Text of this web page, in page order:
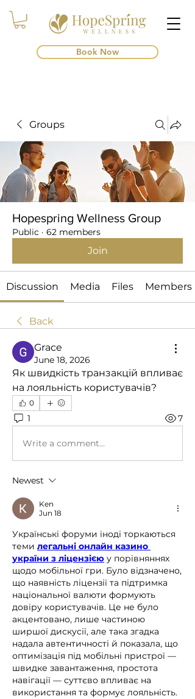
Book Now
Groups
Hopespring Wellness Group
Public · 62 members
Join
Discussion Media Files Members
Back
Grace
June 18, 2026
Як швидкість транзакцій впливає
на лояльність користувачів?
0
1 7
Write a comment...
Newest
Ken
Jun 18
Українські форуми іноді торкаються
теми легальні онлайн казино
україни з ліцензією у порівняннях
щодо мобільної гри. Було відзначено,
що наявність ліцензії та підтримка
національної валюти формують
довіру користувачів. Це не було
акцентовано, лише частиною
ширшої дискусії, але така згадка
надала автентичності й показала, що
оптимізація під мобільні пристрої —
швидке завантаження, простота
навігації — суттєво впливає на
використання та формує лояльність.